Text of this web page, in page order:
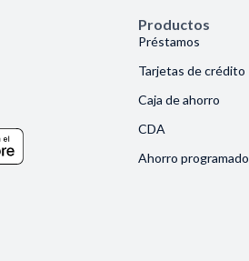
Productos
Préstamos
Tarjetas de crédito
Caja de ahorro
CDA
Ahorro programado